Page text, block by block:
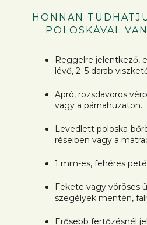
HONNAN
POLOSKÁVAL
Reggelre jelentkező,
lévő, 2–5 darab
Apró, rozsdavörös
vagy a párnahuzaton.
Levedlett poloska-
réseiben vagy a
1 mm-es, fehéres
Fekete vagy vöröses
szegélyek mentén,
Erősebb fertőzésnél